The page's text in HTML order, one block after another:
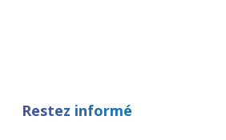
Restez informé